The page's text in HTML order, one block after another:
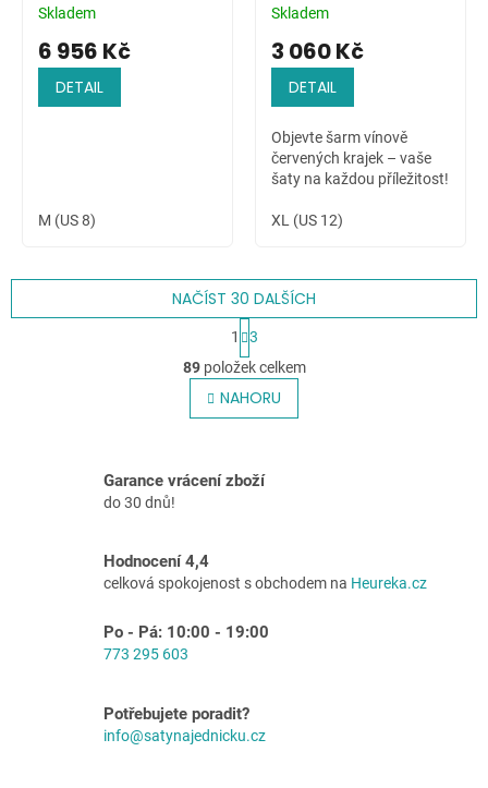
pajetkami
Skladem
6 956 Kč
DETAIL
M (US 8)
Skladem
3 060 Kč
DETAIL
Objevte šarm vínově
červených krajek – vaše
šaty na každou příležitost!
XL (US 12)
O
v
l
á
c
k
v
ý
s
u
NAČÍST 30 DALŠÍCH
S
t
r
á
n
k
á
n
1
3
89položek celkem
NAHORU
Garance vrácení zboží
do 30 dnů!
Hodnocení 4,4
celková spokojenost s obchodem na Heureka.cz
Po - Pá: 10:00 - 19:00
773 295 603
Potřebujete poradit?
info@satynajednicku.cz